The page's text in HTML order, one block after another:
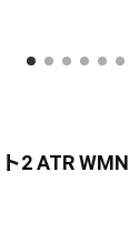
2 ATR WMN